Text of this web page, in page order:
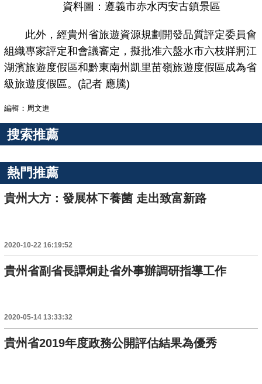
資料圖：遵義市赤水丙安古鎮景區
此外，經貴州省旅遊資源規劃開發品質評定委員會
組織專家評定和會議審定，擬批准六盤水市六枝牂牁江
湖濱旅遊度假區和黔東南州凱里苗嶺旅遊度假區成為省
級旅遊度假區。(記者 應騰)
編輯：周文進
搜索推薦
熱門推薦
貴州大方：發展林下養菌 走出致富新路
2020-10-22 16:19:52
貴州省副省長譚炯赴省外事辦調研指導工作
2020-05-14 13:33:32
貴州省2019年度政務公開評估結果為優秀